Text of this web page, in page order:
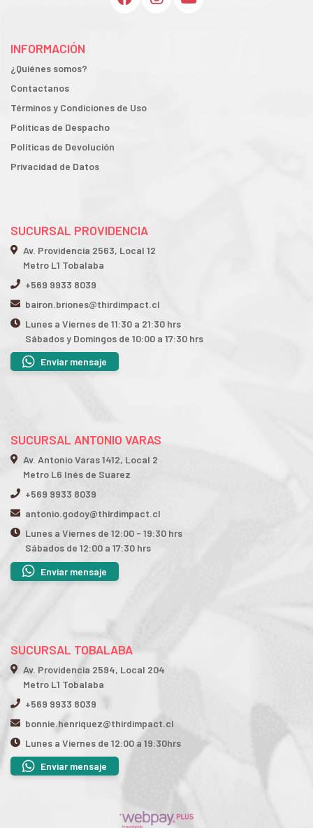
INFORMACIÓN
¿Quiénes somos?
Contactanos
Términos y Condiciones de Uso
Políticas de Despacho
Políticas de Devolución
Privacidad de Datos
SUCURSAL PROVIDENCIA
Av. Providencia 2563, Local 12
Metro L1 Tobalaba
+569 9933 8039
bairon.briones@thirdimpact.cl
Lunes a Viernes de 11:30 a 21:30 hrs
Sábados y Domingos de 10:00 a 17:30 hrs
Enviar mensaje
SUCURSAL ANTONIO VARAS
Av. Antonio Varas 1412, Local 2
Metro L6 Inés de Suarez
+569 9933 8039
antonio.godoy@thirdimpact.cl
Lunes a Viernes de 12:00 - 19:30 hrs
Sábados de 12:00 a 17:30 hrs
Enviar mensaje
SUCURSAL TOBALABA
Av. Providencia 2594, Local 204
Metro L1 Tobalaba
+569 9933 8039
bonnie.henriquez@thirdimpact.cl
Lunes a Viernes de 12:00 a 19:30hrs
Enviar mensaje